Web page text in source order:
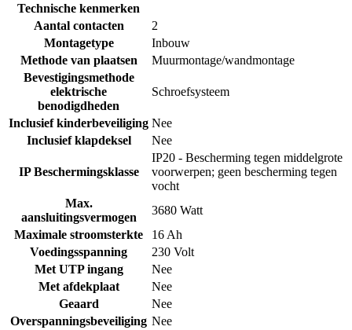
Technische kenmerken
Aantal contacten
2
Montagetype
Inbouw
Methode van plaatsen
Muurmontage/wandmontage
Bevestigingsmethode
elektrische
benodigdheden
Schroefsysteem
Inclusief kinderbeveiliging Nee
Inclusief klapdeksel
Nee
IP Beschermingsklasse
IP20 - Bescherming tegen middelgrote
voorwerpen; geen bescherming tegen
vocht
Max.
aansluitingsvermogen
3680 Watt
Maximale stroomsterkte
16 Ah
Voedingsspanning
230 Volt
Met UTP ingang
Nee
Met afdekplaat
Nee
Geaard
Nee
Overspanningsbeveiliging Nee